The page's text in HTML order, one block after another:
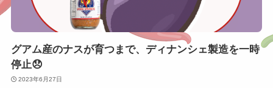
グアム産のナスが育つまで、ディナンシェ製造を一時
停止😞
2023年6月27日